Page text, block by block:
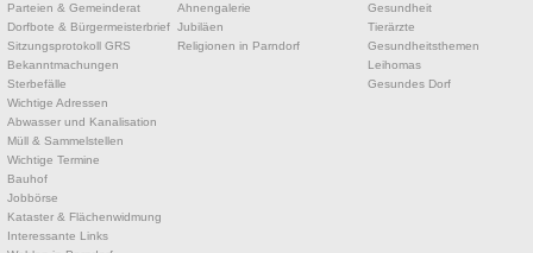
Parteien & Gemeinderat
Dorfbote & Bürgermeisterbrief
Sitzungsprotokoll GRS
Bekanntmachungen
Sterbefälle
Wichtige Adressen
Abwasser und Kanalisation
Müll & Sammelstellen
Wichtige Termine
Bauhof
Jobbörse
Kataster & Flächenwidmung
Interessante Links
Ahnengalerie
Jubiläen
Religionen in Parndorf
Gesundheit
Tierärzte
Gesundheitsthemen
Leihomas
Gesundes Dorf